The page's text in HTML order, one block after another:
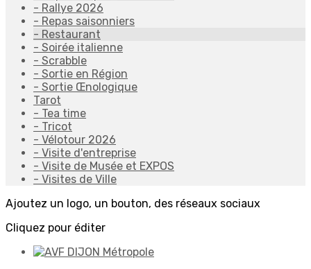
- Rallye 2026
- Repas saisonniers
- Restaurant
- Soirée italienne
- Scrabble
- Sortie en Région
- Sortie Œnologique
Tarot
- Tea time
- Tricot
- Vélotour 2026
- Visite d'entreprise
- Visite de Musée et EXPOS
- Visites de Ville
Ajoutez un logo, un bouton, des réseaux sociaux
Cliquez pour éditer